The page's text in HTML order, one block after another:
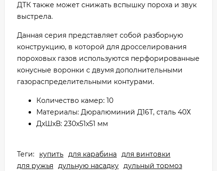
ДТК также может снижать вспышку пороха и звук
выстрела.
Данная серия представляет собой разборную
конструкцию, в которой для дросселирования
пороховых газов используются перфорированные
конусные воронки с двумя дополнительными
газораспределительными контурами.
Количество камер: 10
Материалы: Дюралюминий Д16Т, сталь 40Х
ДxШxВ: 230x51x51 мм
Теги: купить для карабина
для винтовки
для ружья
дульную насадку дульный тормоз